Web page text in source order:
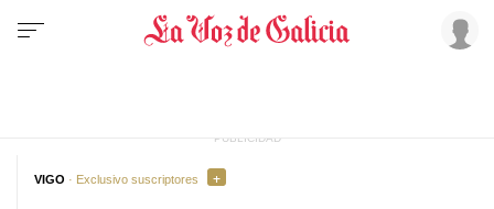
VIGO · Exclusivo suscriptores